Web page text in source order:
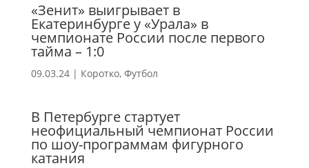
«Зенит» выигрывает в
Екатеринбурге у «Урала» в
чемпионате России после первого
тайма – 1:0
09.03.24| Коротко, Футбол
В Петербурге стартует
неофициальный чемпионат России
по шоу-программам фигурного
катания